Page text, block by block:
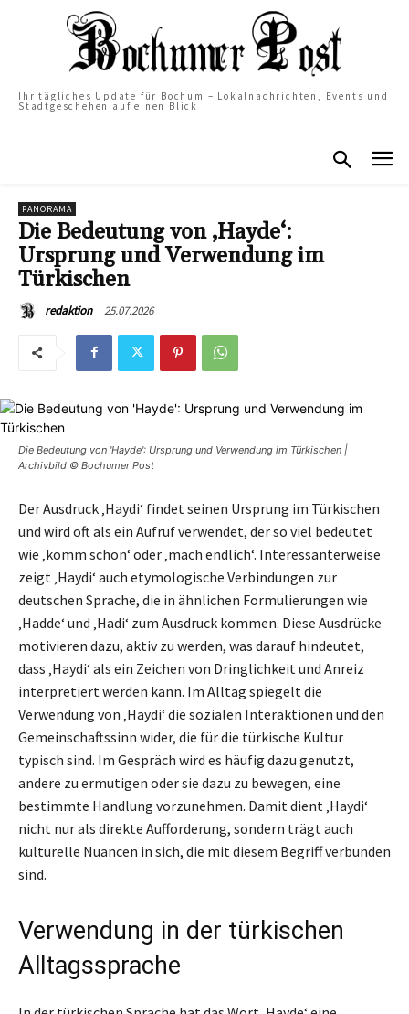
Ihr tägliches Update für Bochum – Lokalnachrichten, Events und
Stadtgeschehen auf einen Blick
PANORAMA
Die Bedeutung von ‚Hayde‘:
Ursprung und Verwendung im
Türkischen
redaktion 25.07.2026
Die Bedeutung von 'Hayde': Ursprung und Verwendung im Türkischen |
Archivbild © Bochumer Post
Der Ausdruck ‚Haydi‘ findet seinen Ursprung im Türkischen
und wird oft als ein Aufruf verwendet, der so viel bedeutet
wie ‚komm schon‘ oder ‚mach endlich‘. Interessanterweise
zeigt ‚Haydi‘ auch etymologische Verbindungen zur
deutschen Sprache, die in ähnlichen Formulierungen wie
‚Hadde‘ und ‚Hadi‘ zum Ausdruck kommen. Diese Ausdrücke
motivieren dazu, aktiv zu werden, was darauf hindeutet,
dass ‚Haydi‘ als ein Zeichen von Dringlichkeit und Anreiz
interpretiert werden kann. Im Alltag spiegelt die
Verwendung von ‚Haydi‘ die sozialen Interaktionen und den
Gemeinschaftssinn wider, die für die türkische Kultur
typisch sind. Im Gespräch wird es häufig dazu genutzt,
andere zu ermutigen oder sie dazu zu bewegen, eine
bestimmte Handlung vorzunehmen. Damit dient ‚Haydi‘
nicht nur als direkte Aufforderung, sondern trägt auch
kulturelle Nuancen in sich, die mit diesem Begriff verbunden
sind.
Verwendung in der türkischen
Alltagssprache